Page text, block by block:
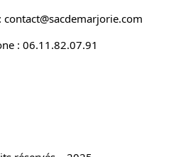
contact@sacdemarjorie.com
: 06.11.82.07.91